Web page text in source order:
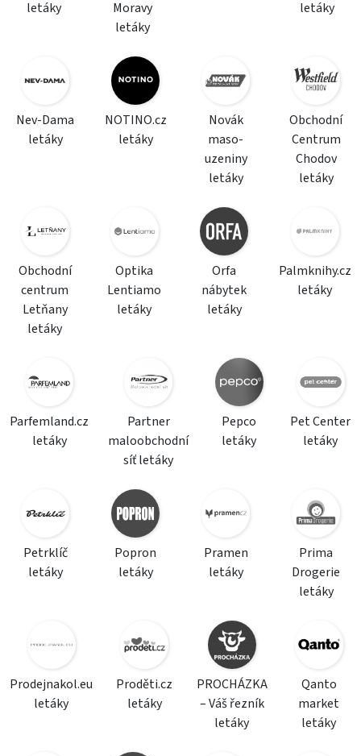
letáky
Moravy
letáky
letáky
Nev-Dama
letáky
NOTINO.cz
letáky
Novák
maso-
uzeniny
letáky
Obchodní
Centrum
Chodov
letáky
Obchodní
centrum
Letňany
letáky
Optika
Lentiamo
letáky
Orfa
nábytek
letáky
Palmknihy.cz
letáky
Parfemland.cz
letáky
Partner
maloobchodní
síť letáky
Pepco
letáky
Pet Center
letáky
Petrklíč
letáky
Popron
letáky
Pramen
letáky
Prima
Drogerie
letáky
Prodejnakol.eu
letáky
Proděti.cz
letáky
PROCHÁZKA
– Váš řezník
letáky
Qanto
market
letáky